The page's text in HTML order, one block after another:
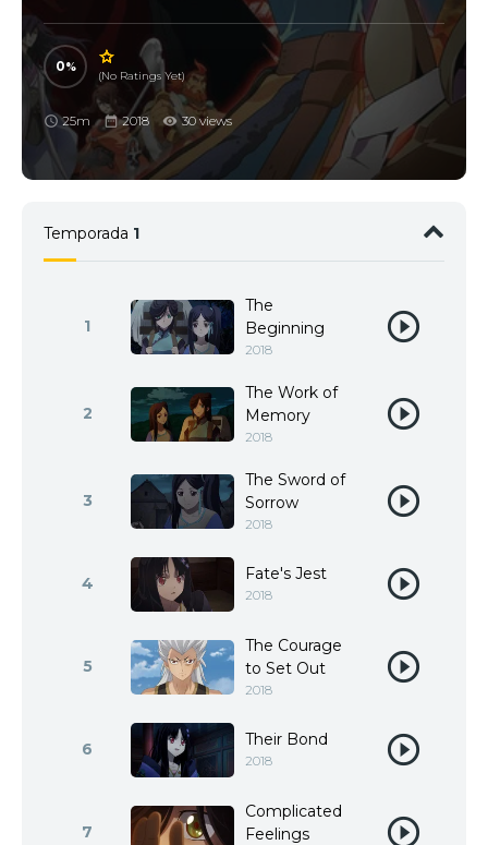
0
(No Ratings Yet)
25m 2018 30 views
Temporada 1
1
The
Beginning
2018
2
The Work of
Memory
2018
3
The Sword of
Sorrow
2018
4 Fate's Jest
2018
5
The Courage
to Set Out
2018
6 Their Bond
2018
7
Complicated
Feelings